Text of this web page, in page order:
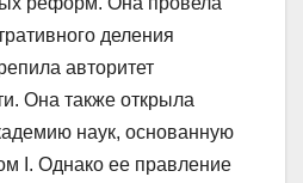
деления
авторитет
Она также открыла
наук, основанную
I. Однако ее правление